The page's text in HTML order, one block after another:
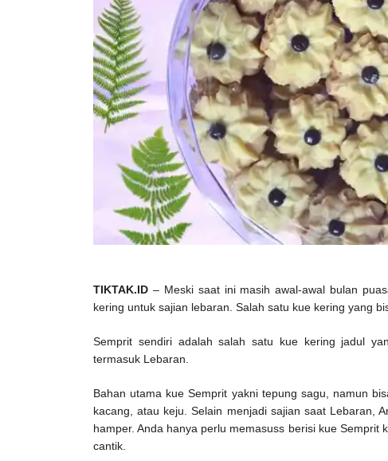
TIKTAK.ID – Meski saat ini masih awal-awal bulan
kering untuk sajian lebaran. Salah satu kue kering yang
Semprit sendiri adalah salah satu kue kering jadul
termasuk Lebaran.
Bahan utama kue Semprit yakni tepung sagu, namun
kacang, atau keju. Selain menjadi sajian saat Lebaran,
hamper. Anda hanya perlu memasuss berisi kue
cantik.